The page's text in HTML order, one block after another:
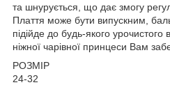
та шнурується, що дає змогу
Плаття може бути випускним,
підійде до будь-якого
ніжної чарівної принцеси Вам
РОЗМІР
24-32